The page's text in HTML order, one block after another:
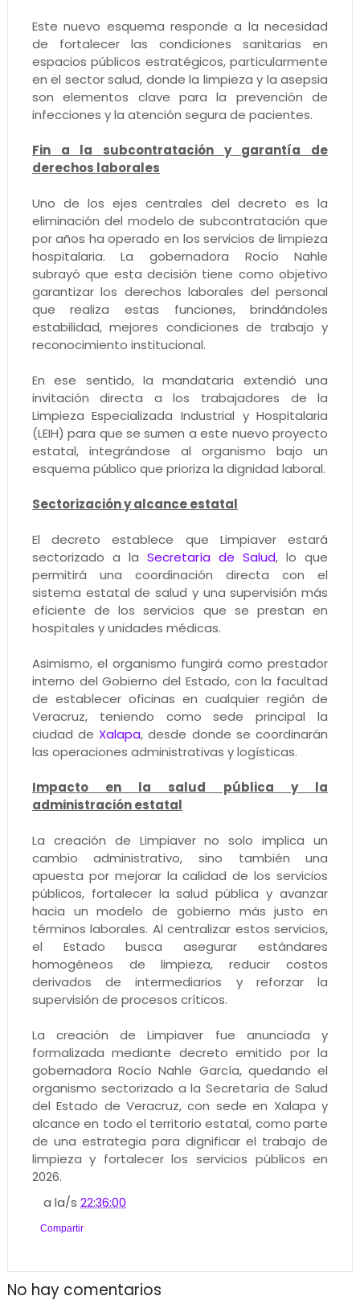
Este nuevo esquema responde a la necesidad
de fortalecer las condiciones sanitarias en
espacios públicos estratégicos, particularmente
en el sector salud, donde la limpieza y la asepsia
son elementos clave para la prevención de
infecciones y la atención segura de pacientes.
Fin a la subcontratación y garantía de
derechos laborales
Uno de los ejes centrales del decreto es la
eliminación del modelo de subcontratación que
por años ha operado en los servicios de limpieza
hospitalaria. La gobernadora Rocío Nahle
subrayó que esta decisión tiene como objetivo
garantizar los derechos laborales del personal
que realiza estas funciones, brindándoles
estabilidad, mejores condiciones de trabajo y
reconocimiento institucional.
En ese sentido, la mandataria extendió una
invitación directa a los trabajadores de la
Limpieza Especializada Industrial y Hospitalaria
(LEIH) para que se sumen a este nuevo proyecto
estatal, integrándose al organismo bajo un
esquema público que prioriza la dignidad laboral.
Sectorización y alcance estatal
El decreto establece que Limpiaver estará
sectorizado a la Secretaría de Salud, lo que
permitirá una coordinación directa con el
sistema estatal de salud y una supervisión más
eficiente de los servicios que se prestan en
hospitales y unidades médicas.
Asimismo, el organismo fungirá como prestador
interno del Gobierno del Estado, con la facultad
de establecer oficinas en cualquier región de
Veracruz, teniendo como sede principal la
ciudad de Xalapa, desde donde se coordinarán
las operaciones administrativas y logísticas.
Impacto en la salud pública y la
administración estatal
La creación de Limpiaver no solo implica un
cambio administrativo, sino también una
apuesta por mejorar la calidad de los servicios
públicos, fortalecer la salud pública y avanzar
hacia un modelo de gobierno más justo en
términos laborales. Al centralizar estos servicios,
el Estado busca asegurar estándares
homogéneos de limpieza, reducir costos
derivados de intermediarios y reforzar la
supervisión de procesos críticos.
La creación de Limpiaver fue anunciada y
formalizada mediante decreto emitido por la
gobernadora Rocío Nahle García, quedando el
organismo sectorizado a la Secretaría de Salud
del Estado de Veracruz, con sede en Xalapa y
alcance en todo el territorio estatal, como parte
de una estrategia para dignificar el trabajo de
limpieza y fortalecer los servicios públicos en
2026.
a la/s22:36:00
Compartir
No hay comentarios